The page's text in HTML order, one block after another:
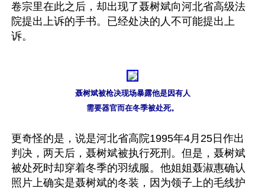
卷宗里在此之后，却出现了聂树斌向河北省高级法
院提出上诉的手书。已经处决的人不可能提出上
诉。
聂树斌被枪决现场暴露他是因有人
需要器官而在冬季被处死。
更奇怪的是，说是河北省高院1995年4月25日作出
判决，两天后，聂树斌被执行死刑。但是，聂树斌
被处死时却穿着冬季的羽绒服。他姐姐聂淑惠确认
照片上确实是聂树斌的冬装，因为领子上的毛线护